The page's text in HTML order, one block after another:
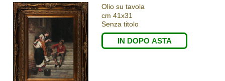
Olio su tavola
cm 41x31
Senza titolo
IN DOPO ASTA